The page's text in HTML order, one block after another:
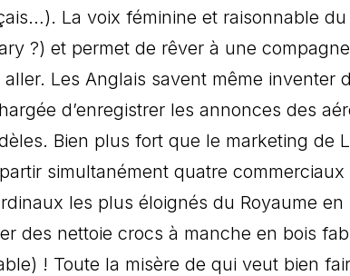
La voix féminine et raisonnable du
?) et permet de rêver à une
Les Anglais savent même inventer
d’enregistrer les annonces des
Bien plus fort que le marketing de
simultanément quatre commerciaux
les plus éloignés du Royaume en
des nettoie crocs à manche en bois
! Toute la misère de qui veut bien